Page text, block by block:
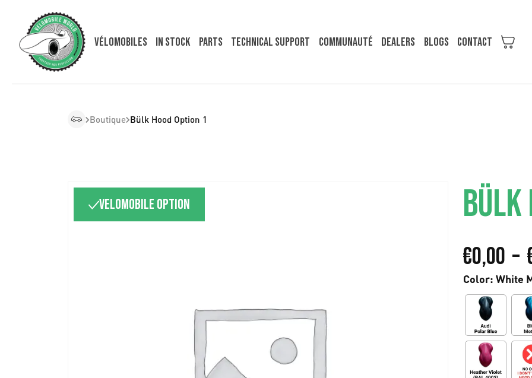
Vélomobiles In Stock Parts Technical support COMMUNAUTÉ Dealers Blogs Contact
Boutique Bülk Hood Option 1
Velomobile option BÜLK
€0,00 –
Color: White